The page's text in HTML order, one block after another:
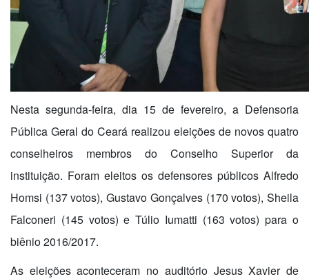
Nesta segunda-feira, dia 15 de fevereiro, a Defensoria
Pública Geral do Ceará realizou eleições de novos quatro
conselheiros membros do Conselho Superior da
instituição. Foram eleitos os defensores públicos Alfredo
Homsi (137 votos), Gustavo Gonçalves (170 votos), Sheila
Falconeri (145 votos) e Túlio Iumatti (163 votos) para o
biênio 2016/2017.
As eleições aconteceram no auditório Jesus Xavier de